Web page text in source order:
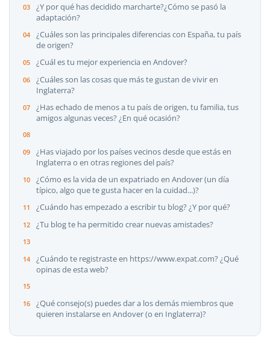
¿Y por qué has decidido marcharte?¿Cómo se pasó la
adaptación?
¿Cuáles son las principales diferencias con España, tu país
de origen?
¿Cuál es tu mejor experiencia en Andover?
¿Cuáles son las cosas que más te gustan de vivir en
Inglaterra?
¿Has echado de menos a tu país de origen, tu familia, tus
amigos algunas veces? ¿En qué ocasión?
¿Has viajado por los países vecinos desde que estás en
Inglaterra o en otras regiones del país?
¿Cómo es la vida de un expatriado en Andover (un día
típico, algo que te gusta hacer en la cuidad...)?
¿Cuándo has empezado a escribir tu blog? ¿Y por qué?
¿Tu blog te ha permitido crear nuevas amistades?
¿Cuándo te registraste en https://www.expat.com? ¿Qué
opinas de esta web?
¿Qué consejo(s) puedes dar a los demás miembros que
quieren instalarse en Andover (o en Inglaterra)?